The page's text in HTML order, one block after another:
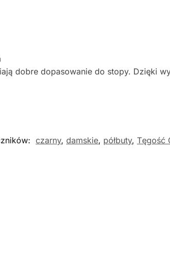
dobre dopasowanie do stopy. Dzięki
czarny, damskie, półbuty, Tęgość